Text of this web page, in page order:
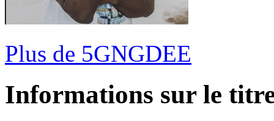
Plus de 5GNGDEE
Informations sur le